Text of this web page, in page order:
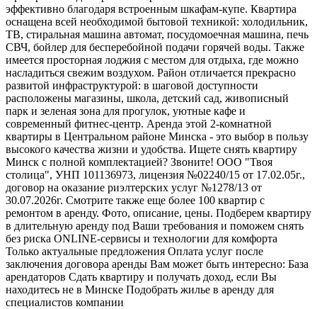
эффективно благодаря встроенным шкафам-купе. Квартира
оснащена всей необходимой бытовой техникой: холодильник,
ТВ, стиральная машина автомат, посудомоечная машина, печь
СВЧ, бойлер для бесперебойной подачи горячей воды. Также
имеется просторная лоджия с местом для отдыха, где можно
насладиться свежим воздухом. Район отличается прекрасно
развитой инфраструктурой: в шаговой доступности
расположены магазины, школа, детский сад, живописный
парк и зеленая зона для прогулок, уютные кафе и
современный фитнес-центр. Аренда этой 2-комнатной
квартиры в Центральном районе Минска - это выбор в пользу
высокого качества жизни и удобства. Ищете снять квартиру
Минск с полной комплектацией? Звоните! ООО "Твоя
столица", УНП 101136973, лицензия №02240/15 от 17.02.05г.,
договор на оказание риэлтерских услуг №1278/13 от
30.07.2026г. Смотрите также еще более 100 квартир с
ремонтом в аренду. Фото, описание, цены. Подберем квартиру
в длительную аренду под Ваши требования и поможем снять
без риска ONLINE-сервисы и технологии для комфорта
Только актуальные предложения Оплата услуг после
заключения договора аренды Вам может быть интересно: База
арендаторов Сдать квартиру и получать доход, если Вы
находитесь не в Минске Подобрать жилье в аренду для
специалистов компании